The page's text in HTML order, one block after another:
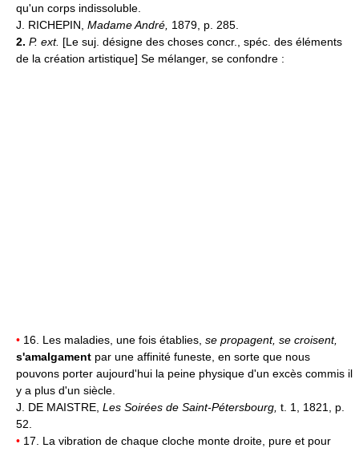
qu'un corps indissoluble.
J. RICHEPIN, Madame André, 1879, p. 285.
2. P. ext. [Le suj. désigne des choses concr., spéc. des éléments
de la création artistique] Se mélanger, se confondre :
• 16. Les maladies, une fois établies, se propagent, se croisent,
s'amalgament par une affinité funeste, en sorte que nous
pouvons porter aujourd'hui la peine physique d'un excès commis il
y a plus d'un siècle.
J. DE MAISTRE, Les Soirées de Saint-Pétersbourg, t. 1, 1821, p.
52.
• 17. La vibration de chaque cloche monte droite, pure et pour